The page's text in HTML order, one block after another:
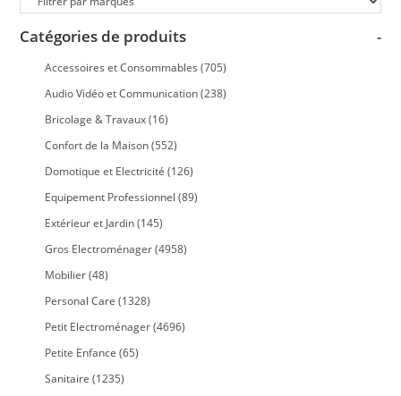
Catégories de produits -
Accessoires et Consommables (705)
Audio Vidéo et Communication (238)
Bricolage & Travaux (16)
Confort de la Maison (552)
Domotique et Electricité (126)
Equipement Professionnel (89)
Extérieur et Jardin (145)
Gros Electroménager (4958)
Mobilier (48)
Personal Care (1328)
Petit Electroménager (4696)
Petite Enfance (65)
Sanitaire (1235)